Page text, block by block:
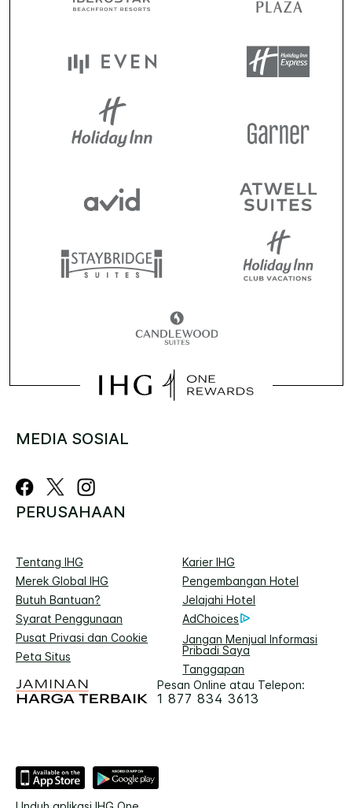
MEDIA SOSIAL
PERUSAHAAN
Tentang IHG
Karier IHG
Merek Global IHG
Pengembangan Hotel
Butuh Bantuan?
Jelajahi Hotel
Syarat Penggunaan
AdChoices
Pusat Privasi dan Cookie
Jangan Menjual Informasi
Pribadi Saya
Peta Situs
Tanggapan
Pesan Online atau Telepon:
1 877 834 3613